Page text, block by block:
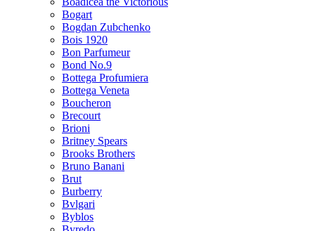
Bogart
Bogdan Zubchenko
Bois 1920
Bon Parfumeur
Bond No.9
Bottega Profumiera
Bottega Veneta
Boucheron
Brecourt
Brioni
Britney Spears
Brooks Brothers
Bruno Banani
Brut
Burberry
Bvlgari
Byblos